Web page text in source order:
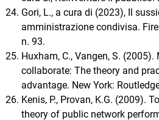
Gori, L., a cura di (2023), Il
amministrazione condivisa.
n. 93.
Huxham, C., Vangen, S.
collaborate: The theory and
advantage. New York:
Kenis, P., Provan, K.G. (2009).
theory of public network